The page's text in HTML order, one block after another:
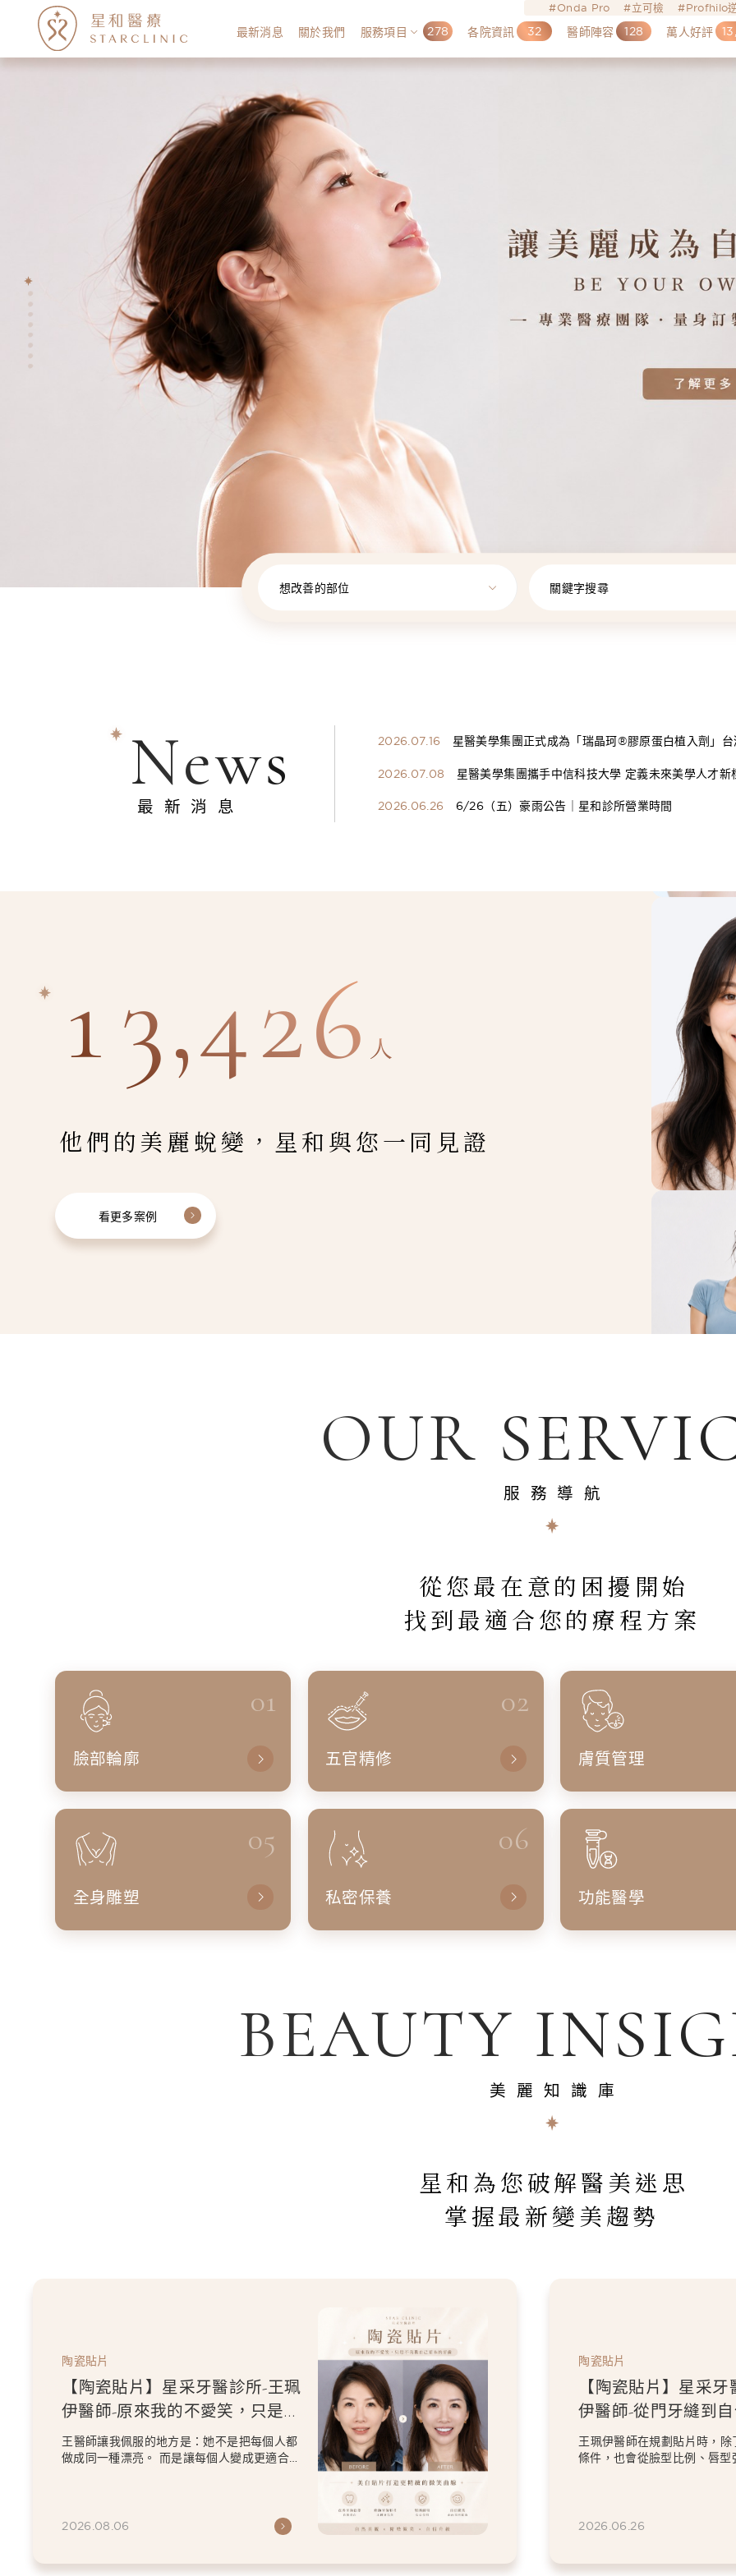
Onda Pro 立可檢 Profhilo
最新消息 關於我們 服務項目 278 各院資訊 32 醫師陣容 128 萬人好評
想改善的部位 關鍵字搜尋
News
最新消息
2026.07.16
星醫美學集團正式成為「瑞晶珂®膠原蛋白植入劑」
2026.07.08
星醫美學集團攜手中信科技大學 定義未來美學人才新
2026.06.26
6/26（五）豪雨公告｜星和診所營業時間
13,426 人
他們的美麗蛻變，星和與您一同見證
看更多案例
OUR
服務導航
從您最在意的困擾開始
找到最適合您的療程方案
01
臉部輪廓
02
五官精修 膚質管理
05
全身雕塑
06
私密保養 功能醫學
BEAUTY
美麗知識庫
星和為您破解醫美迷思
掌握最新變美趨勢
陶瓷貼片
【陶瓷貼片】星采牙醫診所-王珮
伊醫師-從門牙縫到自信笑容：美
白貼片打造更精緻的微笑曲線
王珮伊醫師在規劃貼片時，除了考量牙齒本身
條件，也會從臉型比例、唇型弧度、微笑方式
2026.06.26
陶瓷貼片
【陶瓷貼片】星采
伊醫師-「我不要把
掉。」，一場保留個
笑設計
過8顆全瓷冠與陶瓷貼片的設
意的顏色與修復問題，卻依然
2026.06.26